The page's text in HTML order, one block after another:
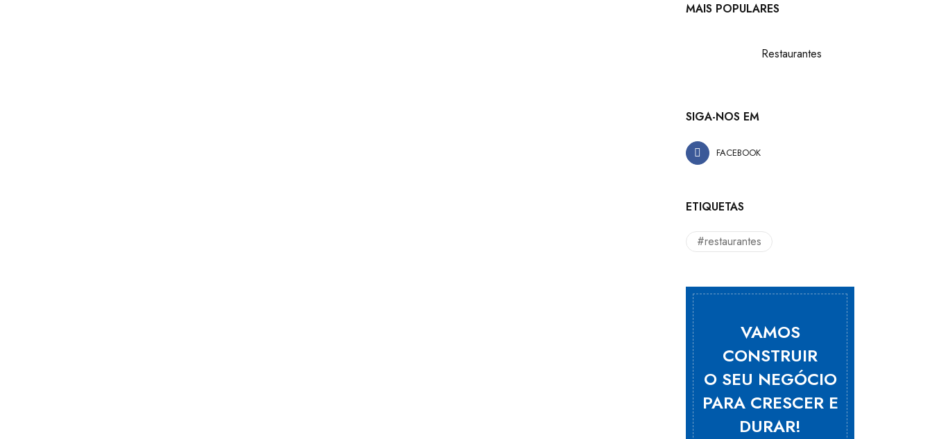
MAIS POPULARES
Restaurantes
SIGA-NOS EM
FACEBOOK
ETIQUETAS
#restaurantes
VAMOS
CONSTRUIR
O SEU NEGÓCIO
PARA CRESCER E
DURAR!